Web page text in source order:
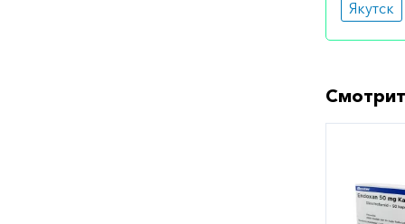
детей
Крайне
Якутск